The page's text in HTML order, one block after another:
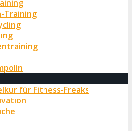
Training
für Fitness-Freaks